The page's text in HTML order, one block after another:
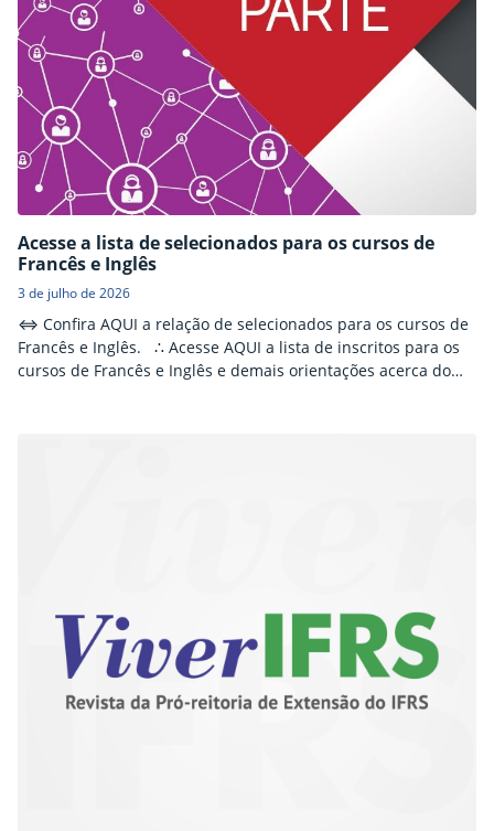
Acesse a lista de selecionados para os cursos de
Francês e Inglês
3 de julho de 2026
⇔ Confira AQUI a relação de selecionados para os cursos de
Francês e Inglês. ∴ Acesse AQUI a lista de inscritos para os
cursos de Francês e Inglês e demais orientações acerca do